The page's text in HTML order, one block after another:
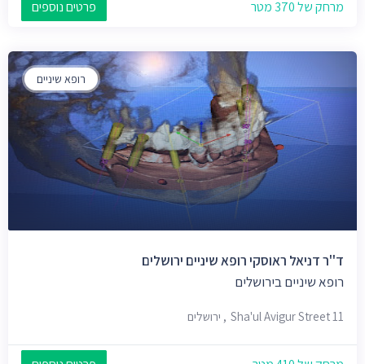
מרחק של 370 מטר פרטים נוספים
רופא שיניים
ד''ר דניאל ראוסקי רופא שיניים ירושלים
רופא שיניים בירושלים
Sha'ul Avigur Street 11, ירושלים